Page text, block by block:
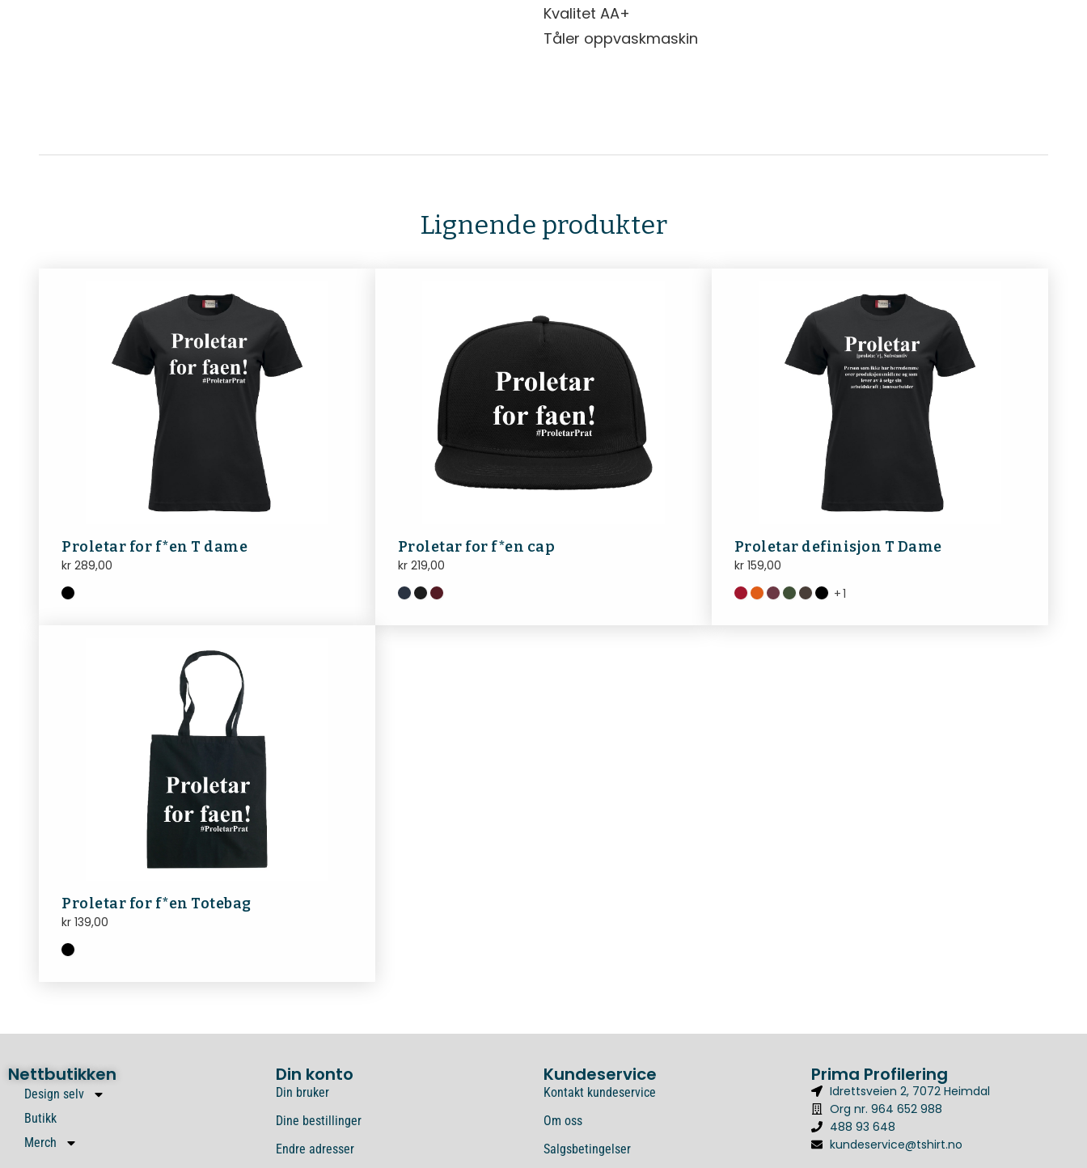
Kvalitet AA+
Tåler oppvaskmaskin
Lignende produkter
Proletar for f*en T dame
kr 289,00
Proletar for f*en cap
kr219,00
Proletar definisjon T Dame
kr159,00
+1
Proletar for f*en Totebag
kr 139,00
Nettbutikken Din konto Kundeservice Prima Profilering
Design selv
Butikk
Merch
Din bruker
Dine bestillinger
Endre adresser
Kontakt kundeservice
Om oss
Salgsbetingelser
Idrettsveien 2, 7072 Heimdal
Org nr. 964 652 988
488 93 648
kundeservice@tshirt.no